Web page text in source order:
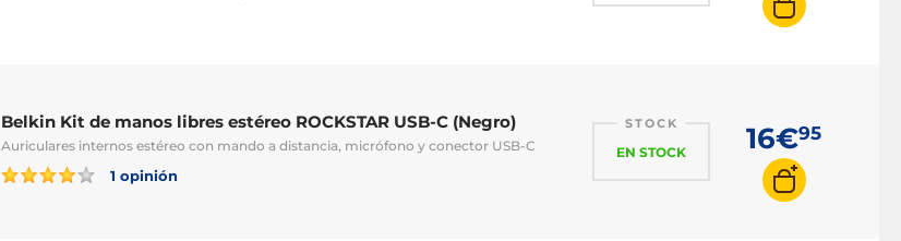
Belkin Kit de manos libres estéreo ROCKSTAR USB-C (Negro)
Auriculares internos estéreo con mando a distancia, micrófono y conector USB-C
1 opinión
STOCK
EN STOCK 16€95